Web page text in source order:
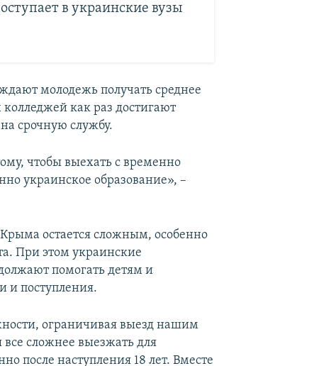
в украинские вузы
молодежь получать среднее
как раз достигают
срочную службу.
чтобы выехать с временно
украинское образование», –
остается сложным, особенно
При этом украинские
помогать детям и
и поступления.
ограничивая выезд нашим
сложнее выезжать для
после наступления 18 лет. Вместе